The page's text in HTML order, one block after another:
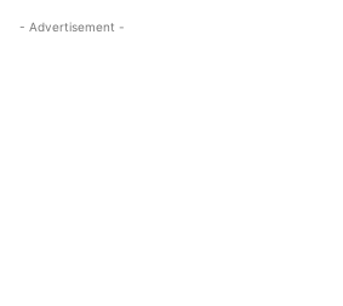
- Advertisement -